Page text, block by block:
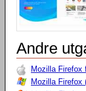
Andre
Mozilla Firefox
Mozilla Firefox